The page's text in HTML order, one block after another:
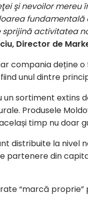
şi nevoilor mereu
activitatea
Director de
compania deține
unul dintre
sortiment extins
Produsele
timp nu doar
distribuite la nivel
partenere din
“marcă proprie”